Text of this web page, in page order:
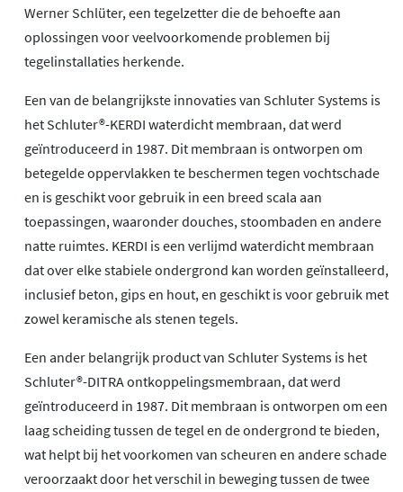
Werner Schlüter, een tegelzetter die de behoefte aan
oplossingen voor veelvoorkomende problemen bij
tegelinstallaties herkende.
Een van de belangrijkste innovaties van Schluter Systems is
het Schluter®-KERDI waterdicht membraan, dat werd
geïntroduceerd in 1987. Dit membraan is ontworpen om
betegelde oppervlakken te beschermen tegen vochtschade
en is geschikt voor gebruik in een breed scala aan
toepassingen, waaronder douches, stoombaden en andere
natte ruimtes. KERDI is een verlijmd waterdicht membraan
dat over elke stabiele ondergrond kan worden geïnstalleerd,
inclusief beton, gips en hout, en geschikt is voor gebruik met
zowel keramische als stenen tegels.
Een ander belangrijk product van Schluter Systems is het
Schluter®-DITRA ontkoppelingsmembraan, dat werd
geïntroduceerd in 1987. Dit membraan is ontworpen om een
laag scheiding tussen de tegel en de ondergrond te bieden,
wat helpt bij het voorkomen van scheuren en andere schade
veroorzaakt door het verschil in beweging tussen de twee